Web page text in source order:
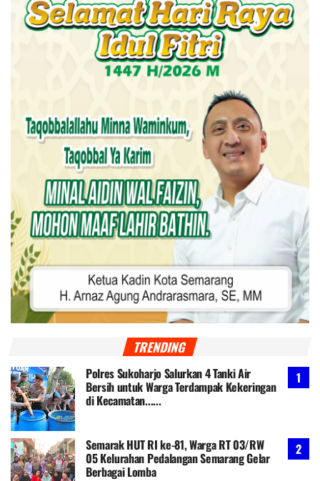
TRENDING
Polres Sukoharjo Salurkan 4 Tanki Air
Bersih untuk Warga Terdampak Kekeringan
di Kecamatan......
Semarak HUT RI ke-81, Warga RT 03/RW
05 Kelurahan Pedalangan Semarang Gelar
Berbagai Lomba